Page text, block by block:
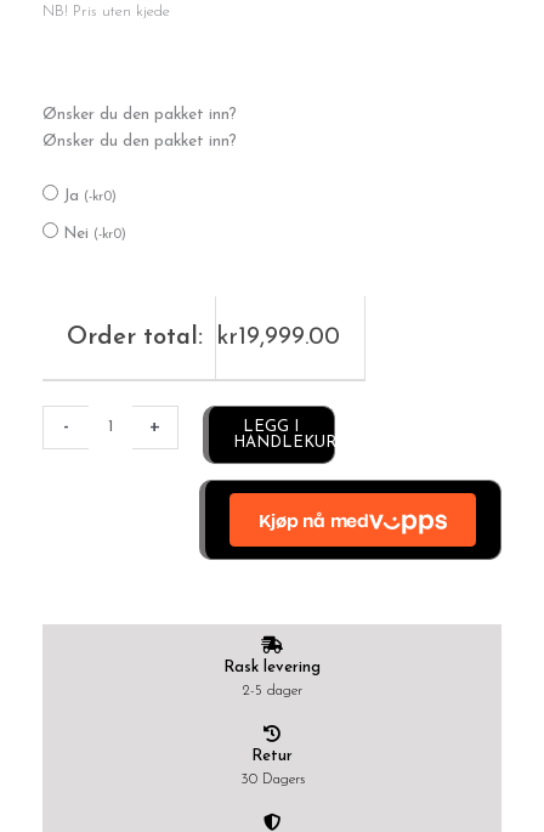
NB! Pris uten kjede
Ønsker du den pakket inn?
Ønsker du den pakket inn?
Ja (-kr0)
Nei (-kr0)
Order total: kr19,999.00
-
0,64
TW-
antall
+
LEGG I
HANDLEKURV
Rask levering
2-5 dager
Retur
30 Dagers